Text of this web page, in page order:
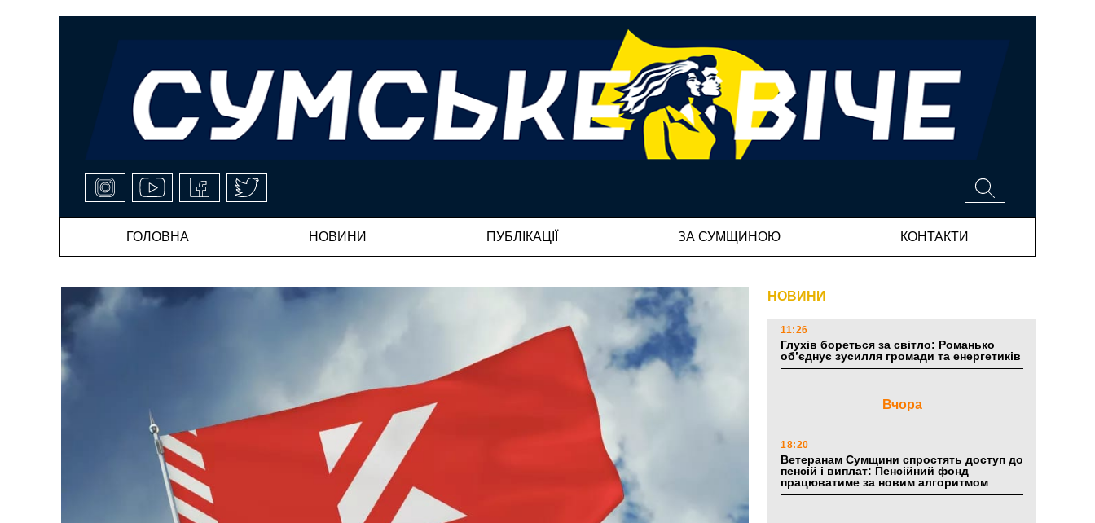
ГОЛОВНА НОВИНИ ПУБЛІКАЦІЇ ЗА СУМЩИНОЮ КОНТАКТИ
НОВИНИ
11:26
Глухів бореться за світло: Романько
об’єднує зусилля громади та енергетиків
Вчора
18:20
Ветеранам Сумщини спростять доступ до
пенсій і виплат: Пенсійний фонд
працюватиме за новим алгоритмом